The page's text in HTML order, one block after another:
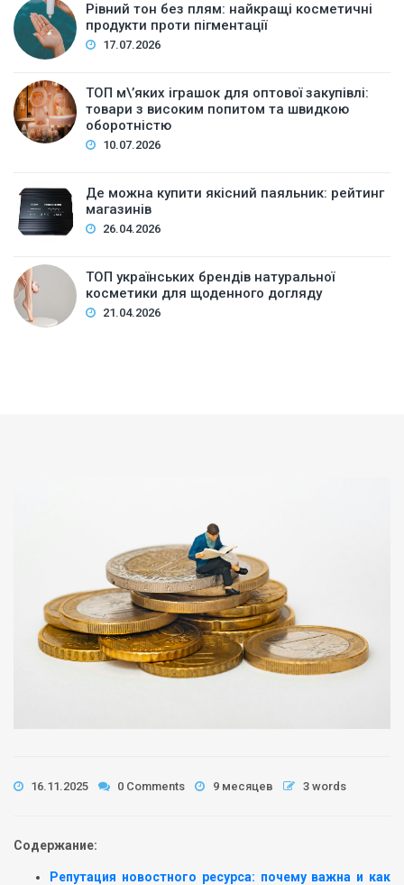
Рівний тон без плям: найкращі косметичні
продукти проти пігментації
17.07.2026
ТОП м\’яких іграшок для оптової закупівлі:
товари з високим попитом та швидкою
оборотністю
10.07.2026
Де можна купити якісний паяльник: рейтинг
магазинів
26.04.2026
ТОП українських брендів натуральної
косметики для щоденного догляду
21.04.2026
16.11.2025 0 Comments 9 месяцев 3 words
Содержание:
Репутация новостного ресурса: почему важна и как